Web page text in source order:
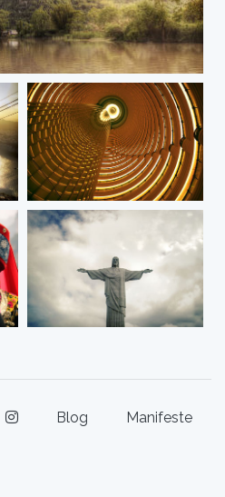
Blog Manifeste